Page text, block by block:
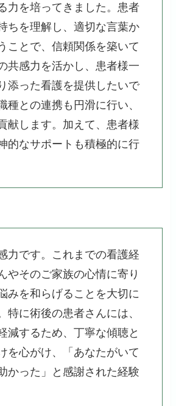
力を培ってきました。患者
ちを理解し、適切な言葉か
ことで、信頼関係を築いて
共感力を活かし、患者様一
添った看護を提供したいで
種との連携も円滑に行い、
献します。加えて、患者様
的なサポートも積極的に行
力です。これまでの看護経
やそのご家族の心情に寄り
みを和らげることを大切に
特に術後の患者さんには、
減するため、丁寧な傾聴と
を心がけ、「あなたがいて
かった」と感謝された経験